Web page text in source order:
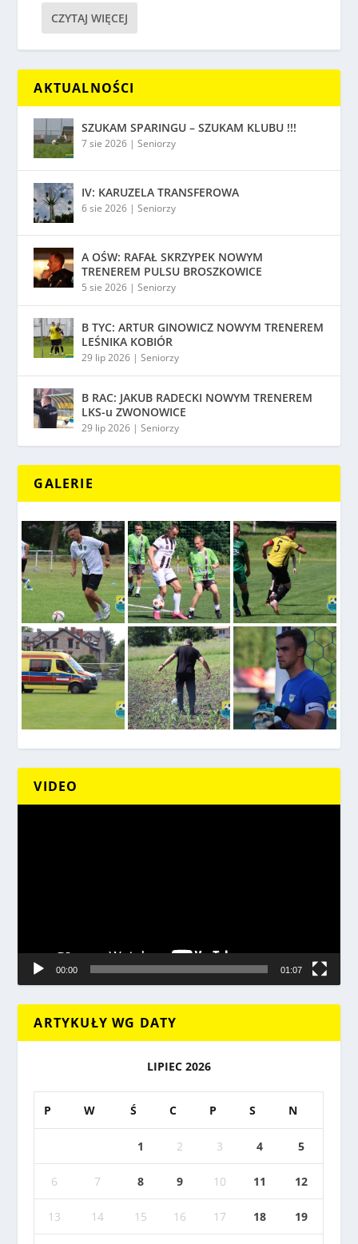
CZYTAJ WIĘCEJ
AKTUALNOŚCI
SZUKAM SPARINGU – SZUKAM KLUBU !!!
7 sie 2026 |Seniorzy
IV: KARUZELA TRANSFEROWA
6 sie 2026 |Seniorzy
A OŚW: RAFAŁ SKRZYPEK NOWYM
TRENEREM PULSU BROSZKOWICE
5 sie 2026 |Seniorzy
B TYC: ARTUR GINOWICZ NOWYM TRENEREM
LEŚNIKA KOBIÓR
29 lip 2026 |Seniorzy
B RAC: JAKUB RADECKI NOWYM TRENEREM
LKS-u ZWONOWICE
29 lip 2026 |Seniorzy
GALERIE
VIDEO
00:00 01:07
ARTYKUŁY WG DATY
LIPIEC 2026
P W Ś C P S N
1 2 3 4 5
6 7 8 9 10 11 12
13 14 15 16 17 18 19